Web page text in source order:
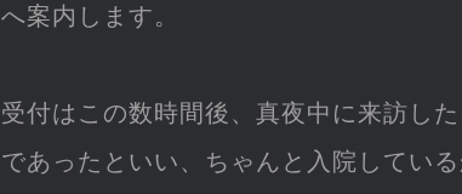
へ案内します。
受付はこの数時間後、真夜中に来訪し
であったといい、ちゃんと入院してい